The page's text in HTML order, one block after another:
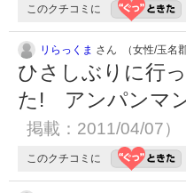
このクチコミに
リらっくま さん （女性/玉名
ひさしぶりに行
た! アンパンマ
掲載：2011/04/07）
このクチコミに